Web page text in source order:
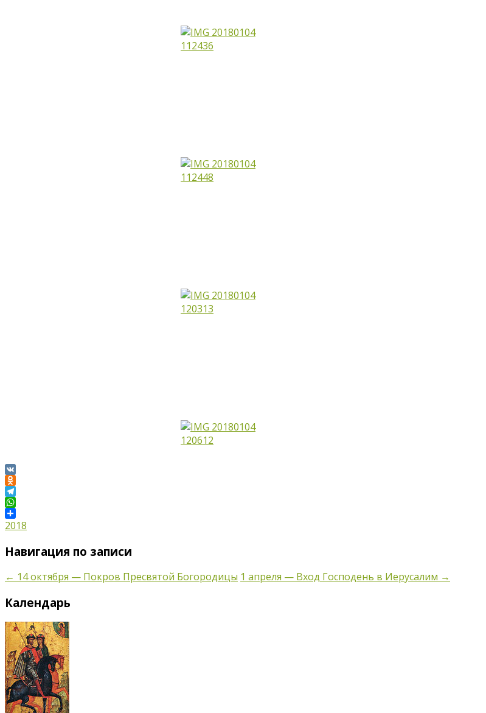
VK
Odnoklassniki
Telegram
WhatsApp
Отправить
2018
Навигация по записи
← 14 октября — Покров Пресвятой Богородицы 1 апреля — Вход Господень в Иерусалим →
Календарь